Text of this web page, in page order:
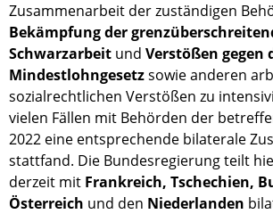
Zusammenarbeit der zuständigen
Bekämpfung der
Schwarzarbeit und Verstößen gegen
Mindestlohngesetzsowie anderen
sozialrechtlichen Verstößen zu
vielen Fällen mit Behörden der
2022 eine entsprechende bilaterale
stattfand. Die Bundesregierung teilt
derzeit mit Frankreich, Tschechien,
Österreich und den Niederlanden